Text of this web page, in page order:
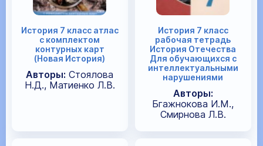
История 7 класс атлас
с комплектом
контурных карт
(Новая История)
Авторы: Стоялова
Н.Д., Матиенко Л.В.
История 7 класс
рабочая тетрадь
История Отечества
Для обучающихся с
интеллектуальными
нарушениями
Авторы:
Бгажнокова И.М.,
Смирнова Л.В.